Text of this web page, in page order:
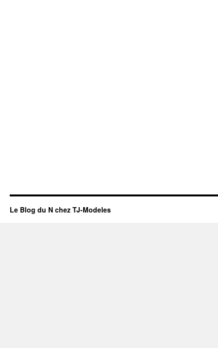
Le Blog du N chez TJ-Modeles